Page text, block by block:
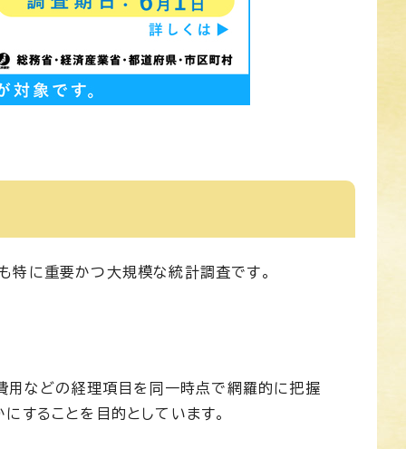
特に重要かつ大規模な統計調査です。
用などの経理項目を同一時点で網羅的に把握
することを目的としています。